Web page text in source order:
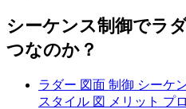
シーケンス制御でラ
つなのか？
ラダー 図面 制御 シーケ
スタイル 図 メリット プ